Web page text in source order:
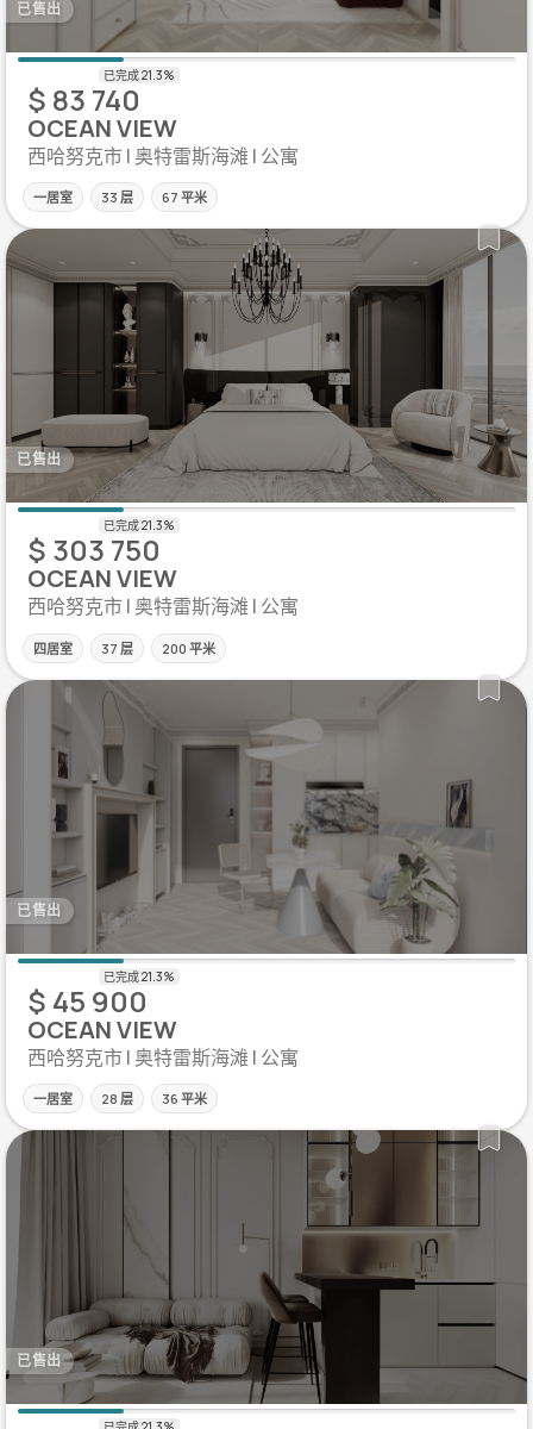
已售出
$ 83 740
OCEAN VIEW
西哈努克市 | 奥特雷斯海滩 | 公寓
一居室 33 层 67 平米
已售出
$ 303 750
OCEAN VIEW
西哈努克市 | 奥特雷斯海滩 | 公寓
四居室 37 层 200 平米
已售出
$ 45 900
OCEAN VIEW
西哈努克市 | 奥特雷斯海滩 | 公寓
一居室 28 层 36 平米
已售出